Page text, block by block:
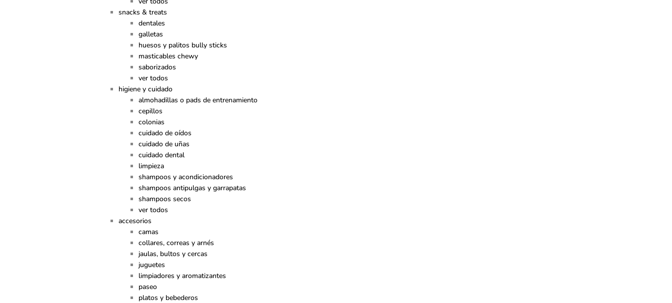
snacks & treats
dentales
galletas
huesos y palitos bully sticks
masticables chewy
saborizados
ver todos
higiene y cuidado
almohadillas o pads de entrenamiento
cepillos
colonias
cuidado de oídos
cuidado de uñas
cuidado dental
limpieza
shampoos y acondicionadores
shampoos antipulgas y garrapatas
shampoos secos
ver todos
accesorios
camas
collares, correas y arnés
jaulas, bultos y cercas
juguetes
limpiadores y aromatizantes
paseo
platos y bebederos